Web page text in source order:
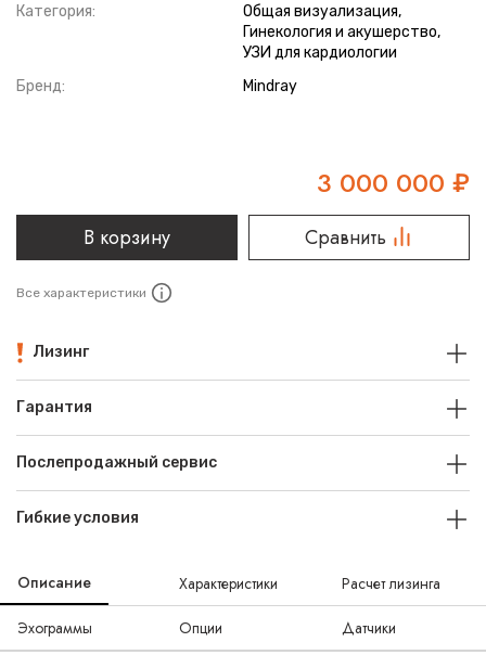
Категория:
Общая визуализация,
Гинекология и акушерство,
УЗИ для кардиологии
Бренд:
Mindray
3 000 000 ₽
В корзину Сравнить
Все характеристики
Лизинг
Гарантия
Послепродажный сервис
Гибкие условия
Описание Характеристики Расчет лизинга
Эхограммы Опции Датчики